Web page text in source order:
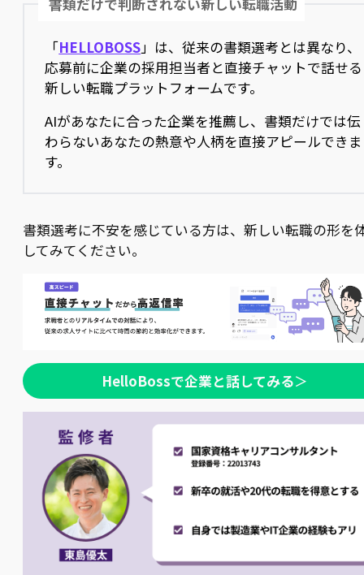
書類だけで判断されない新しい転職活動
「HELLOBOSS」は、従来の書類選考とは異なり、
応募前に企業の採用担当者と直接チャットで話せる
新しい転職プラットフォームです。
AIがあなたに合った企業を推薦し、書類だけでは伝
わらないあなたの熱意や人柄を直接アピールできま
す。
書類選考に不安を感じている方は、新しい転職の形を
してみてください。
HelloBossで企業と話してみる＞